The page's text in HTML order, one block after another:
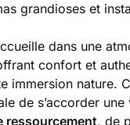
grandioses et
dans une
confort et
immersion nature.
de s’accorder
ressourcement, de